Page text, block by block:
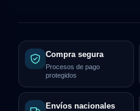
Compra segura
Procesos de pago
protegidos
Envíos nacionales